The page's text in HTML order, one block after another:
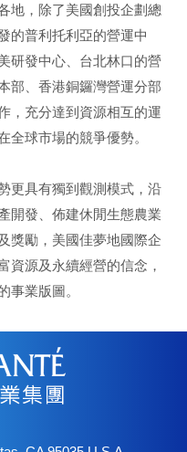
地，除了美國創投企劃總
的普利托利亞的營運中
研發中心、台北林口的營
部、香港銅鑼灣營運分部
，充分達到資源相互的運
全球市場的競爭優勢。
更具有獨到觀測模式，沿
開發、佈建休閒生態農業
獎勵，美國佳夢地國際企
資源及永續經營的信念，
事業版圖。